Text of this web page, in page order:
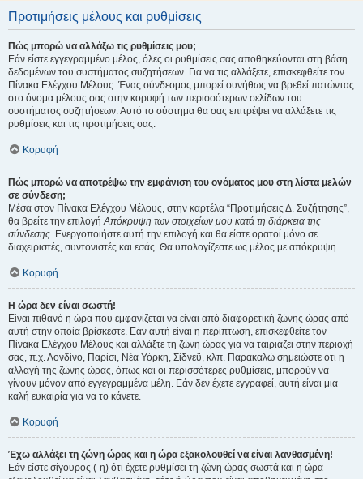
Προτιμήσεις μέλους και ρυθμίσεις
Πώς μπορώ να αλλάξω τις ρυθμίσεις μου;
Εάν είστε εγγεγραμμένο μέλος, όλες οι ρυθμίσεις σας αποθηκεύονται στη βάση
δεδομένων του συστήματος συζητήσεων. Για να τις αλλάξετε, επισκεφθείτε τον
Πίνακα Ελέγχου Μέλους. Ένας σύνδεσμος μπορεί συνήθως να βρεθεί πατώντας
στο όνομα μέλους σας στην κορυφή των περισσότερων σελίδων του
συστήματος συζητήσεων. Αυτό το σύστημα θα σας επιτρέψει να αλλάξετε τις
ρυθμίσεις και τις προτιμήσεις σας.
Κορυφή
Πώς μπορώ να αποτρέψω την εμφάνιση του ονόματος μου στη λίστα μελών
σε σύνδεση;
Μέσα στον Πίνακα Ελέγχου Μέλους, στην καρτέλα “Προτιμήσεις Δ. Συζήτησης”,
θα βρείτε την επιλογήΑπόκρυψη των στοιχείων μου κατά τη διάρκεια της
σύνδεσης. Ενεργοποιήστε αυτή την επιλογή και θα είστε ορατοί μόνο σε
διαχειριστές, συντονιστές και εσάς. Θα υπολογίζεστε ως μέλος με απόκρυψη.
Κορυφή
Η ώρα δεν είναι σωστή!
Είναι πιθανό η ώρα που εμφανίζεται να είναι από διαφορετική ζώνης ώρας από
αυτή στην οποία βρίσκεστε. Εάν αυτή είναι η περίπτωση, επισκεφθείτε τον
Πίνακα Ελέγχου Μέλους και αλλάξτε τη ζώνη ώρας για να ταιριάζει στην περιοχή
σας, π.χ. Λονδίνο, Παρίσι, Νέα Υόρκη, Σίδνεϋ, κλπ. Παρακαλώ σημειώστε ότι η
αλλαγή της ζώνης ώρας, όπως και οι περισσότερες ρυθμίσεις, μπορούν να
γίνουν μόνον από εγγεγραμμένα μέλη. Εάν δεν έχετε εγγραφεί, αυτή είναι μια
καλή ευκαιρία για να το κάνετε.
Κορυφή
Έχω αλλάξει τη ζώνη ώρας και η ώρα εξακολουθεί να είναι λανθασμένη!
Εάν είστε σίγουρος (-η) ότι έχετε ρυθμίσει τη ζώνη ώρας σωστά και η ώρα